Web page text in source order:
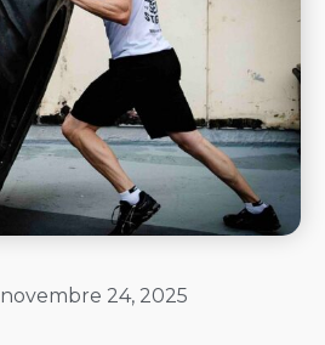
novembre 24, 2025